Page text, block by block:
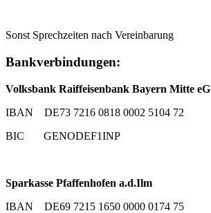
Sonst Sprechzeiten nach Vereinbarung
Bankverbindungen:
Volksbank Raiffeisenbank Bayern Mitte eG
IBAN DE73 7216 0818 0002 5104 72
BIC GENODEF1INP
Sparkasse Pfaffenhofen a.d.Ilm
IBAN DE69 7215 1650 0000 0174 75